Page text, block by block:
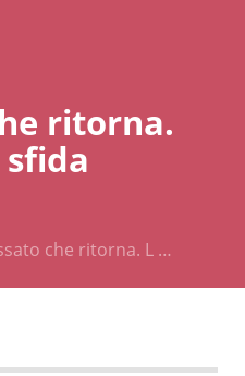
ritorna.
che ritorna. L …